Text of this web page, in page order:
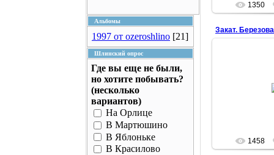
Альбомы
1997 от ozeroshlino [21]
Шлинский опрос
Где вы еще не были,
но хотите побывать?
(несколько
вариантов)
На Орлице
В Мартюшино
В Яблоньке
В Красилово
1350
Закат.
1458